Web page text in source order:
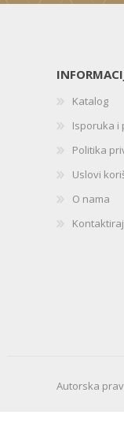
Katalog
Isporuka i
Politika
Uslovi
O nama
Autorska